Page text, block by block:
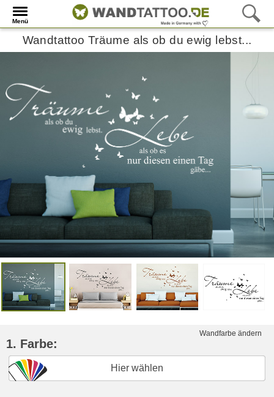
Menü
Wandtattoo Träume als ob du ewig lebst...
Wandfarbe ändern
1. Farbe:
Hier wählen